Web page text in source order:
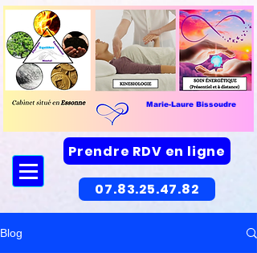
Marie-Laure Bissoudre
Prendre RDV en ligne
07.83.25.47.82
Blog